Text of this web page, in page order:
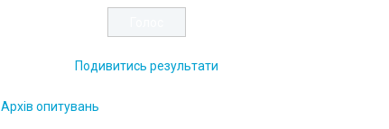
Подивитись результати
Архів опитувань